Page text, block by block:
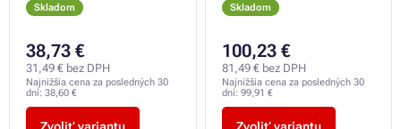
Skladom
38,73 €
31,49 € bez DPH
Najnižšia cena za posledných 30
dní: 38,60 €
Skladom
100,23 €
81,49 € bez DPH
Najnižšia cena za posledných 30
dní: 99,91 €